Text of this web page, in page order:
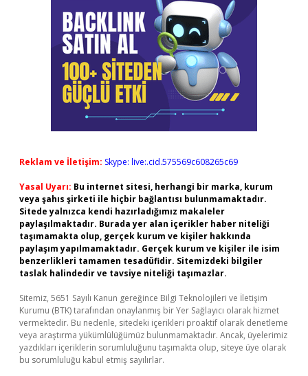
Reklam ve İletişim: Skype: live:.cid.575569c608265c69
Yasal Uyarı: Bu internet sitesi, herhangi bir marka, kurum
veya şahıs şirketi ile hiçbir bağlantısı bulunmamaktadır.
Sitede yalnızca kendi hazırladığımız makaleler
paylaşılmaktadır. Burada yer alan içerikler haber niteliği
taşımamakta olup, gerçek kurum ve kişiler hakkında
paylaşım yapılmamaktadır. Gerçek kurum ve kişiler ile isim
benzerlikleri tamamen tesadüfidir. Sitemizdeki bilgiler
taslak halindedir ve tavsiye niteliği taşımazlar.
Sitemiz, 5651 Sayılı Kanun gereğince Bilgi Teknolojileri ve İletişim
Kurumu (BTK) tarafından onaylanmış bir Yer Sağlayıcı olarak hizmet
vermektedir. Bu nedenle, sitedeki içerikleri proaktif olarak denetleme
veya araştırma yükümlülüğümüz bulunmamaktadır. Ancak, üyelerimiz
yazdıkları içeriklerin sorumluluğunu taşımakta olup, siteye üye olarak
bu sorumluluğu kabul etmiş sayılırlar.